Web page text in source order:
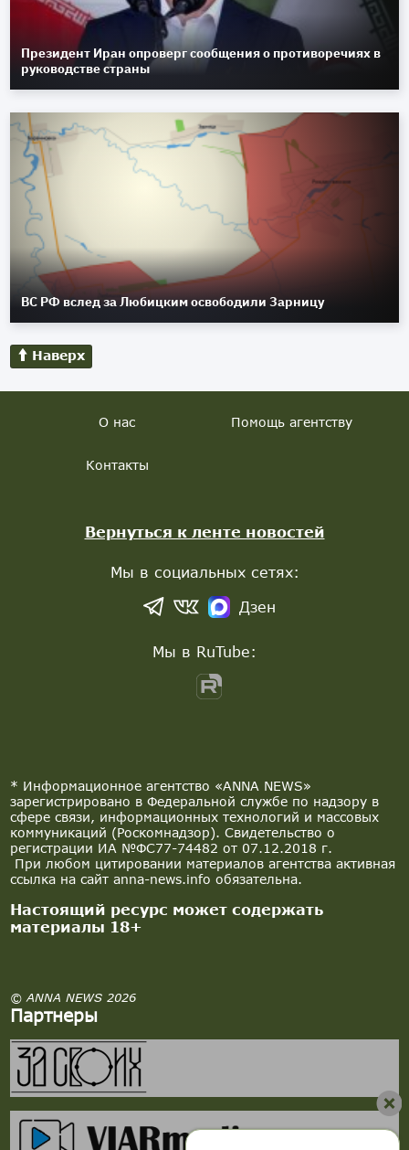
Президент Иран опроверг сообщения о противоречиях в
руководстве страны
ВС РФ вслед за Любицким освободили Зарницу
Наверх
* Информационное агентство «ANNA NEWS»
зарегистрировано в Федеральной службе по надзору в
сфере связи, информационных технологий и массовых
коммуникаций (Роскомнадзор). Свидетельство о
регистрации ИА №ФС77-74482 от 07.12.2018 г.
При любом цитировании материалов агентства активная
ссылка на сайт anna-news.info обязательна.
Настоящий ресурс может содержать
материалы 18+
© ANNA NEWS 2026
Партнеры
О нас Помощь агентству
Контакты
Вернуться к ленте новостей
Мы в социальных сетях:
Дзен
Мы в RuTube: